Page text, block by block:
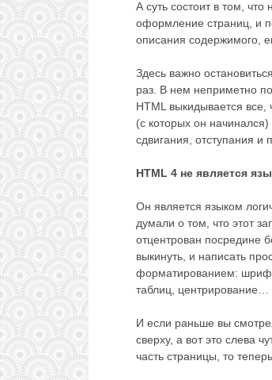
А суть состоит в том,
оформление страниц, и
описания содержимого,
Здесь важно
раз. В нем неприметно
HTML выкидывается все,
(с которых он
сдвигания, отступания и
HTML 4 не является
Он является языком
думали о том, что этот
отцентрован посредине
выкинуть, и написать
форматированием:
таблиц, центрирование…
И если раньше вы
сверху, а вот это слева
часть страницы, то